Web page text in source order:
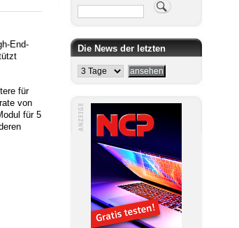
End-
für
von
für 5
Suche
Die News der letzten